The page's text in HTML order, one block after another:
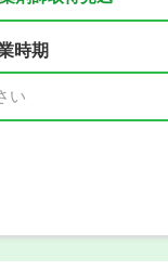
年 3月
時期